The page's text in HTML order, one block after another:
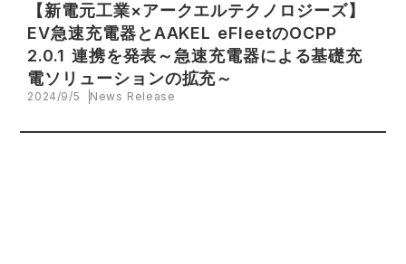
【新電元工業×アークエルテクノロジーズ】
EV急速充電器とAAKEL eFleetのOCPP
2.0.1 連携を発表～急速充電器による基礎充
電ソリューションの拡充～
2024/9/5 News Release